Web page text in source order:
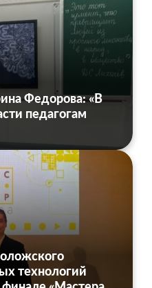
Федорова: «В
педагогам
технологий